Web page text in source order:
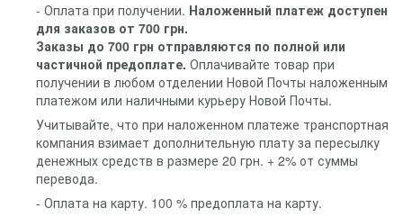
- Оплата при получении. Наложенный платеж доступен
для заказов от 700 грн.
Заказы до 700 грн отправляются по полной или
частичной предоплате. Оплачивайте товар при
получении в любом отделении Новой Почты наложенным
платежом или наличными курьеру Новой Почты.
Учитывайте, что при наложенном платеже транспортная
компания взимает дополнительную плату за пересылку
денежных средств в размере 20 грн. + 2% от суммы
перевода.
- Оплата на карту. 100 % предоплата на карту.